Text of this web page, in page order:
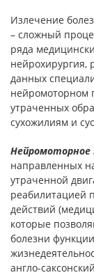
Излечение
– сложный
ряда
нейрохирургия,
данных
нейромоторном
утраченных
сухожилиям и
Нейромоторное
направленных
утраченной
реабилитацией
действий
которые
болезни
англо-